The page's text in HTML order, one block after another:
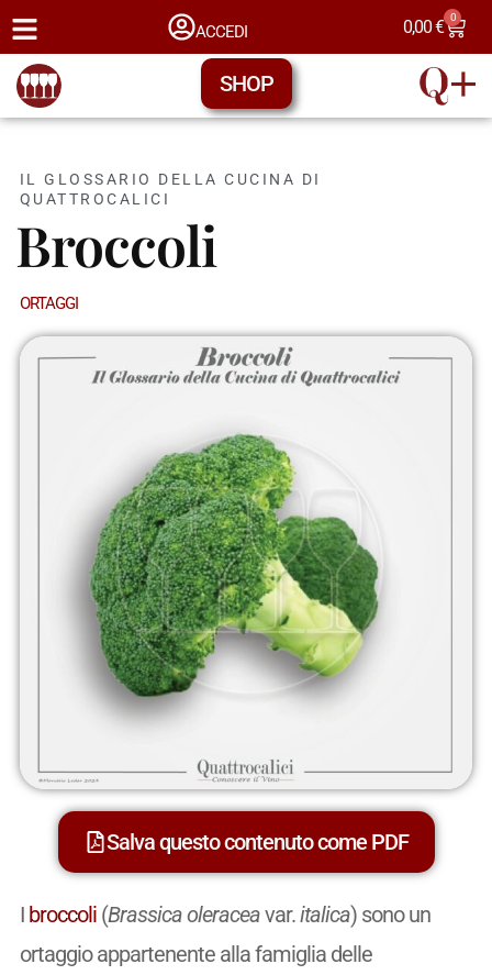
ACCEDI 0,00€ 0
SHOP
IL GLOSSARIO DELLA CUCINA DI
QUATTROCALICI
Broccoli
ORTAGGI
Salva questo contenuto come PDF
I broccoli(Brassica oleraceavar.italica) sono un
ortaggio appartenente alla famiglia delle